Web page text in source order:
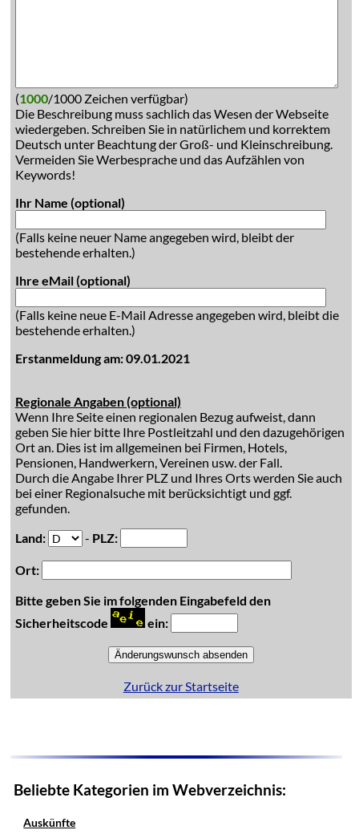
(1000/1000 Zeichen verfügbar)
Die Beschreibung muss sachlich das Wesen der Webseite
wiedergeben. Schreiben Sie in natürlichem und korrektem
Deutsch unter Beachtung der Groß- und Kleinschreibung.
Vermeiden Sie Werbesprache und das Aufzählen von
Keywords!
Ihr Name (optional)
(Falls keine neuer Name angegeben wird, bleibt der
bestehende erhalten.)
Ihre eMail (optional)
(Falls keine neue E-Mail Adresse angegeben wird, bleibt die
bestehende erhalten.)
Erstanmeldung am: 09.01.2021
Regionale Angaben (optional)
Wenn Ihre Seite einen regionalen Bezug aufweist, dann
geben Sie hier bitte Ihre Postleitzahl und den dazugehörigen
Ort an. Dies ist im allgemeinen bei Firmen, Hotels,
Pensionen, Handwerkern, Vereinen usw. der Fall.
Durch die Angabe Ihrer PLZ und Ihres Orts werden Sie auch
bei einer Regionalsuche mit berücksichtigt und ggf.
gefunden.
Land:
- PLZ:
Ort:
Bitte geben Sie im folgenden Eingabefeld den
Sicherheitscode
ein:
Zurück zur Startseite
Beliebte Kategorien im Webverzeichnis:
Auskünfte